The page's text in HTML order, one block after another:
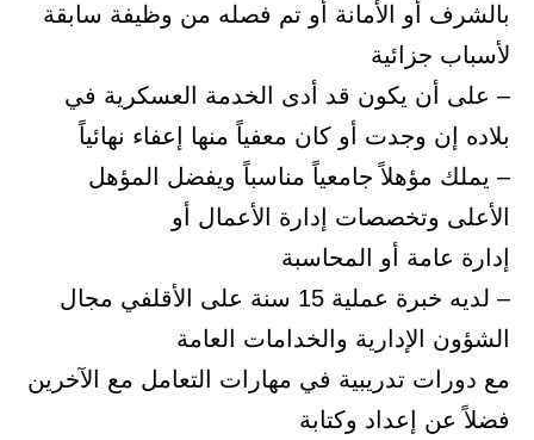
بالشرف أو الأمانة أو تم فصله من وظيفة سابقة
لأسباب جزائية
– على أن يكون قد أدى الخدمة العسكرية في
بلاده إن وجدت أو كان معفياً منها إعفاء نهائياً
– يملك مؤهلاً جامعياً مناسباً ويفضل المؤهل
الأعلى وتخصصات إدارة الأعمال أو
إدارة عامة أو المحاسبة
– لديه خبرة عملية 15 سنة على الأقلفي مجال
الشؤون الإدارية والخدامات العامة
مع دورات تدريبية في مهارات التعامل مع الآخرين
فضلاً عن إعداد وكتابة